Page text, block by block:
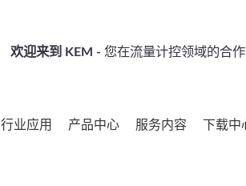
欢迎来到 KEM - 您在流量计控领域的合作
行业应用 产品中心 服务内容 下载中